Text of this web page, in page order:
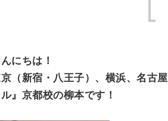
にちは！
（新宿・八王子）、横浜、名古
』京都校の柳本です！